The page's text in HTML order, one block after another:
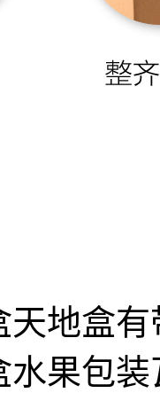
天地盒
水果包